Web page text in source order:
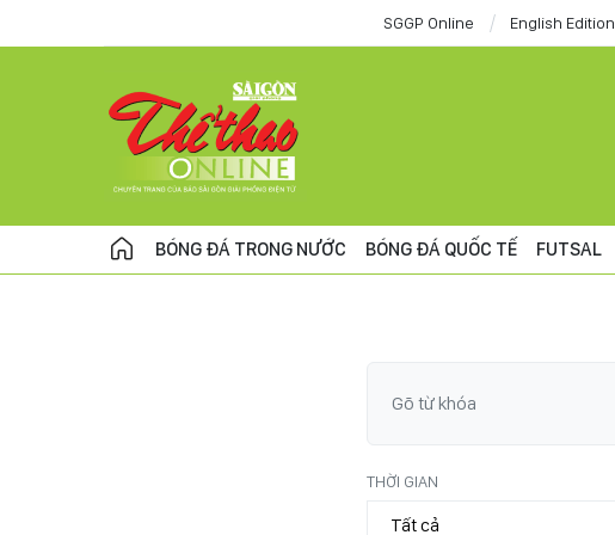
SGGP Online English Edition
BÓNG ĐÁ TRONG NƯỚC BÓNG ĐÁ QUỐC TẾ FUTSAL
THỜI GIAN